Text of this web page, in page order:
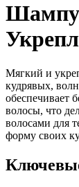
Мягкий и
кудрявых,
обеспечивает
волосы, что
волосами для
форму своих